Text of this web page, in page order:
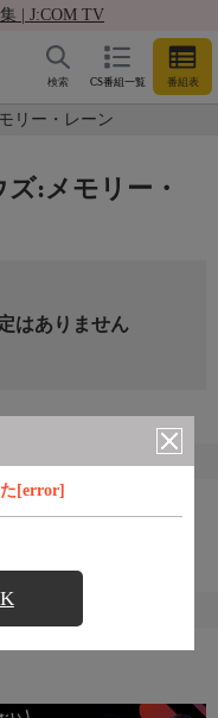
| J:COM TV
CS番組一覧 番組表
検索
リー・レーン
[error]
:メモリー・
はありません